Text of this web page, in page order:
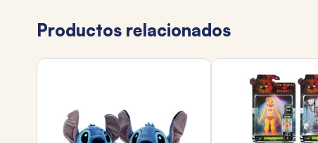
Productos relacionados